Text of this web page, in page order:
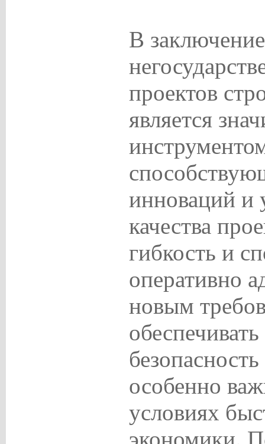
В
проектов
является
инноваций
качества
гибкость и
оперативно
новым
особенно
условиях